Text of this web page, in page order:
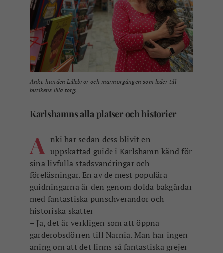
Anki, hunden Lillebror och marmorgången som leder till
butikens lilla torg.
Karlshamns alla platser och historier
A nki har sedan dess blivit en
uppskattad guide i Karlshamn känd för
sina livfulla stadsvandringar och
föreläsningar. En av de mest populära
guidningarna är den genom dolda bakgårdar
med fantastiska punschverandor och
historiska skatter
– Ja, det är verkligen som att öppna
garderobsdörren till Narnia. Man har ingen
aning om att det finns så fantastiska grejer